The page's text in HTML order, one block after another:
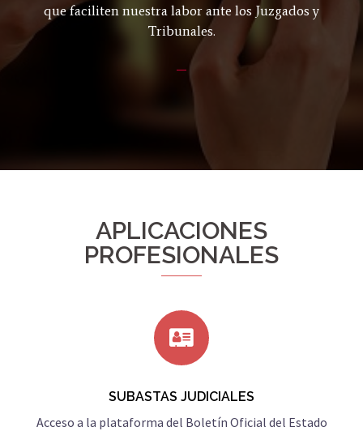
que faciliten nuestra labor ante los Juzgados y
Tribunales.
APLICACIONES
PROFESIONALES
SUBASTAS JUDICIALES
Acceso a la plataforma del Boletín Oficial del Estado